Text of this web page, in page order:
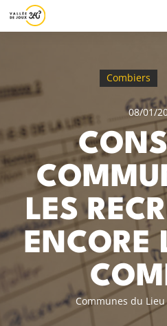
Combiers
08/01/
LES
ENCORE
Communes du